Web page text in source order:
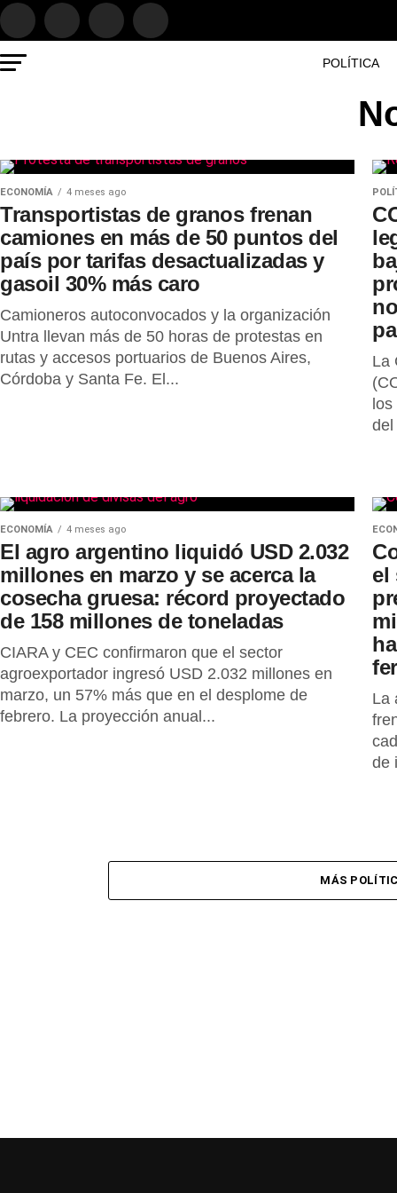
POLÍTICA
ECONOMÍA 4 meses ago
Transportistas de granos frenan
camiones en más de 50 puntos del
país por tarifas desactualizadas y
gasoil 30% más caro
Camioneros autoconvocados y la organización
Untra llevan más de 50 horas de protestas en
rutas y accesos portuarios de Buenos Aires,
Córdoba y Santa Fe. El...
La
del
ECONOMÍA 4 meses ago
El agro argentino liquidó USD 2.032
millones en marzo y se acerca la
cosecha gruesa: récord proyectado
de 158 millones de toneladas
CIARA y CEC confirmaron que el sector
agroexportador ingresó USD 2.032 millones en
marzo, un 57% más que en el desplome de
febrero. La proyección anual...
el
La
de
MÁS